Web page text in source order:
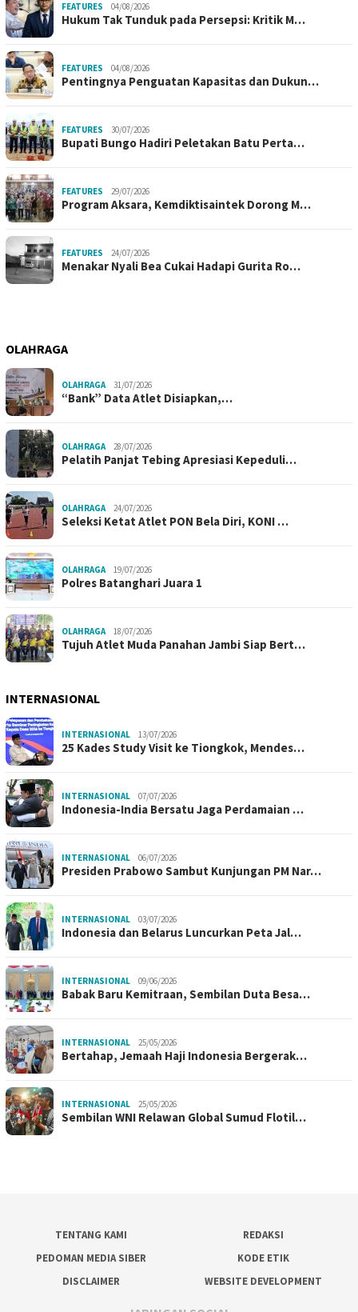
FEATURES 04/08/2026
Hukum Tak Tunduk pada Persepsi: Kritik M…
FEATURES 04/08/2026
Pentingnya Penguatan Kapasitas dan Dukun…
FEATURES 30/07/2026
Bupati Bungo Hadiri Peletakan Batu Perta…
FEATURES 29/07/2026
Program Aksara, Kemdiktisaintek Dorong M…
FEATURES 24/07/2026
Menakar Nyali Bea Cukai Hadapi Gurita Ro…
OLAHRAGA
OLAHRAGA 31/07/2026
“Bank” Data Atlet Disiapkan,…
OLAHRAGA 28/07/2026
Pelatih Panjat Tebing Apresiasi Kepeduli…
OLAHRAGA 24/07/2026
Seleksi Ketat Atlet PON Bela Diri, KONI …
OLAHRAGA 19/07/2026
Polres Batanghari Juara 1
OLAHRAGA 18/07/2026
Tujuh Atlet Muda Panahan Jambi Siap Bert…
INTERNASIONAL
INTERNASIONAL 13/07/2026
25 Kades Study Visit ke Tiongkok, Mendes…
INTERNASIONAL 07/07/2026
Indonesia-India Bersatu Jaga Perdamaian …
INTERNASIONAL 06/07/2026
Presiden Prabowo Sambut Kunjungan PM Nar…
INTERNASIONAL 03/07/2026
Indonesia dan Belarus Luncurkan Peta Jal…
INTERNASIONAL 09/06/2026
Babak Baru Kemitraan, Sembilan Duta Besa…
INTERNASIONAL 25/05/2026
Bertahap, Jemaah Haji Indonesia Bergerak…
INTERNASIONAL 25/05/2026
Sembilan WNI Relawan Global Sumud Flotil…
TENTANG KAMI
REDAKSI
PEDOMAN MEDIA SIBER
KODE ETIK
DISCLAIMER
WEBSITE DEVELOPMENT